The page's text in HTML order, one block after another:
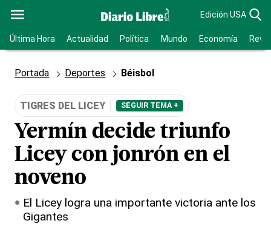
Edición USA
Última Hora Actualidad Política Mundo Economía
Portada Deportes Béisbol
TIGRES DEL LICEY SEGUIR TEMA +
Yermín decide triunfo
Licey con jonrón en el
noveno
El Licey logra una importante victoria ante los
Gigantes